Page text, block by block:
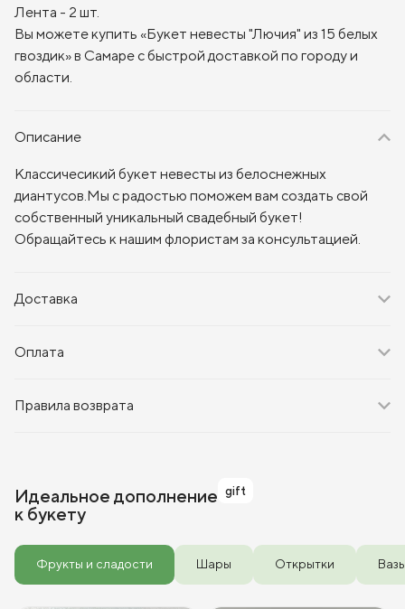
Лента - 2 шт.
Вы можете купить «Букет невесты "Лючия" из 15 белых
гвоздик» в Самаре с быстрой доставкой по городу и
области.
Описание
Классичесикий букет невесты из белоснежных
диантусов. Мы с радостью поможем вам создать свой
собственный уникальный свадебный букет!
Обращайтесь к нашим флористам за консультацией.
Доставка
Оплата
Правила возврата
Идеальное дополнение
к букету
gift
Фрукты и сладости Шары Открытки